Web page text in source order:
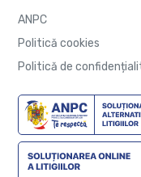
ANPC
Politică cookies
Politică de